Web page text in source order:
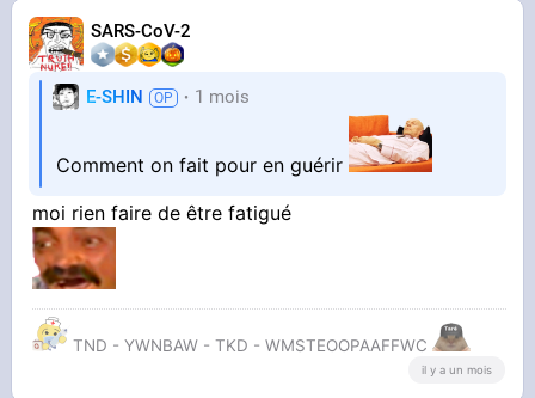
SARS-CoV-2
E-SHIN 1 mois
Comment on fait pour en guérir
moi rien faire de être fatigué
TND - YWNBAW - TKD - WMSTEOOPAAFFWC
il y a un mois